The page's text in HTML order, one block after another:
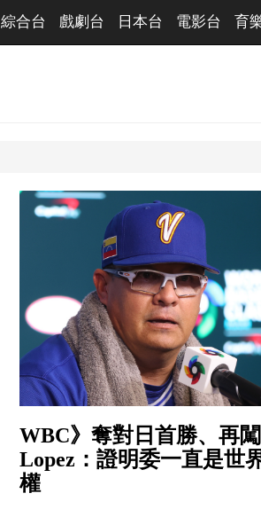
綜合台 戲劇台 日本台 電影台 育
WBC》奪對日首勝、再
Lopez：證明委一直是世
權